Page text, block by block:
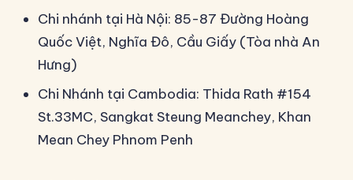
Chi nhánh tại Hà Nội: 85-87 Đường Hoàng
Quốc Việt, Nghĩa Đô, Cầu Giấy (Tòa nhà An
Hưng)
Chi Nhánh tại Cambodia: Thida Rath #154
St.33MC, Sangkat Steung Meanchey, Khan
Mean Chey Phnom Penh